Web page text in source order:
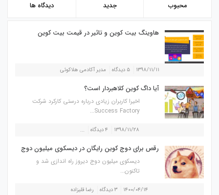
محبوب جدید دیدگاه ها
هاوینگ بیت کوین و تاثیر در قیمت بیت کوین
۱۳۹۸/۱۱/۱۱ ۵ دیدگاه مدیر آکادمی هلاکوئی
آیا داگ کوین کلاهبردار است؟
اخیرا کاربران زیادی درباره درستی کارکرد شرکت
Success Factory...
۱۳۹۸/۱۱/۲۸ ۴ دیدگاه ...
رقص برای دوج کوین رایگان در دیسکوی میلیون دوج
دیسکوی میلیون دوج دیروز راه اندازی شد و
تاکنون...
۱۴۰۰/۰۴/۱۴ ۳ دیدگاه رضا قلیزاده